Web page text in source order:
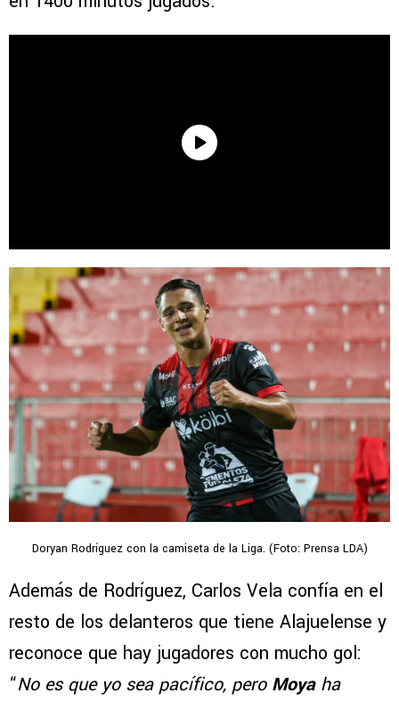
Doryan Rodríguez con la camiseta de la Liga. (Foto: Prensa LDA)
Además de Rodríguez, Carlos Vela confía en el
resto de los delanteros que tiene Alajuelense y
reconoce que hay jugadores con mucho gol:
“No es que yo sea pacífico, pero Moyaha